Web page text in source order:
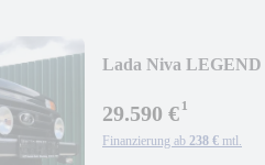
Lada Niva
29.590 €¹
Finanzierung ab 238 € mtl.